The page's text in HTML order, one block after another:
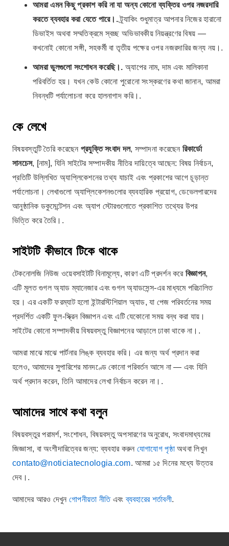
আমরা এমন কিছু প্রকাশ করি না যা অন্য কোনো ব্যক্তির ওপর নজরদারি
করতে ব্যবহার করা যেতে পারে।.ট্র্যাকিং শুধুমাত্র আপনার নিজের হারানো
ডিভাইস অথবা সম্মতিক্রমে স্বচ্ছ অভিভাবকীয় নিয়ন্ত্রণের বিষয় —
কখনোই কোনো সঙ্গী, সহকর্মী বা তৃতীয় পক্ষের ওপর নজরদারির জন্য নয়।.
আমরা ভুলগুলো সংশোধন করেছি।. অ্যাপের নাম, দাম এবং মালিকানা
পরিবর্তিত হয়। যখন কেউ কোনো পুরোনো সংস্করণের কথা জানান, আমরা
নিবন্ধটি পর্যালোচনা করে হালনাগাদ করি।.
কে লেখে
বিষয়বস্তুটি তৈরি করেছেন প্রযুক্তি সংবাদ দল, সম্পাদনা করেছেন রিকার্ডো
সানচেস, [নাম], যিনি সাইটের সম্পাদকীয় নীতির দায়িত্বে আছেন: বিষয় নির্বাচন,
প্রতিটি উল্লিখিত অ্যাপ্লিকেশনের তথ্য যাচাই এবং প্রকাশের আগে চূড়ান্ত
পর্যালোচনা। লেখাগুলো অ্যাপ্লিকেশনগুলোর ব্যবহারিক প্রয়োগ, ডেভেলপারদের
আনুষ্ঠানিক ডকুমেন্টেশন এবং অ্যাপ স্টোরগুলোতে প্রকাশিত তথ্যের উপর
ভিত্তি করে তৈরি।.
সাইটটি কীভাবে টিকে থাকে
টেকনোলজি নিউজ ওয়েবসাইটটি বিনামূল্যে, কারণ এটি প্রদর্শন করে বিজ্ঞাপন,
এটি মূলত গুগল অ্যাড ম্যানেজার এবং গুগল অ্যাডসেন্স-এর মাধ্যমে পরিচালিত
হয়। এর একটি ফরম্যাট হলো ইন্টারস্টিশিয়াল অ্যাড, যা পেজ পরিবর্তনের সময়
প্রদর্শিত একটি ফুল-স্ক্রিন বিজ্ঞাপন এবং এটি যেকোনো সময় বন্ধ করা যায়।
সাইটের কোনো সম্পাদকীয় বিষয়বস্তু বিজ্ঞাপনের আড়ালে ঢাকা থাকে না।.
আমরা মাঝে মাঝে পার্টনার লিঙ্ক ব্যবহার করি। এর জন্য অর্থ প্রদান করা
হলেও, আমাদের সুপারিশের মানদণ্ডে কোনো পরিবর্তন আসে না — এবং যিনি
অর্থ প্রদান করেন, তিনি আমাদের লেখা নির্বাচন করেন না।.
আমাদের সাথে কথা বলুন
বিষয়বস্তুর পরামর্শ, সংশোধন, বিষয়বস্তু অপসারণের অনুরোধ, সংবাদমাধ্যমের
জিজ্ঞাসা, বা অংশীদারিত্বের জন্য: ব্যবহার করুন যোগাযোগ পৃষ্ঠাঅথবা লিখুন
contato@noticiatecnologia.com. আমরা ১৫ দিনের মধ্যে উত্তর
দেব।.
আমাদের আরও দেখুন গোপনীয়তা নীতিএবংব্যবহারের শর্তাবলী.